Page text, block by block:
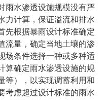
雨水渗透设施规模没有严
力计算，保证溢流和排水
先根据暴雨设计标准确定
流量，确定当地土壤的渗
场条件选择一种或多种适
算确定雨水渗透设施的规
等），以实现调蓄利用和
考虑超过设计标准的雨水